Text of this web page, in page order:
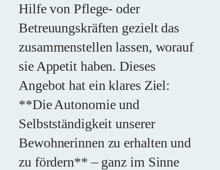
Hilfe von Pflege- oder
Betreuungskräften gezielt das
zusammenstellen lassen, worauf
sie Appetit haben. Dieses
Angebot hat ein klares Ziel:
**Die Autonomie und
Selbstständigkeit unserer
Bewohnerinnen zu erhalten und
zu fördern** – ganz im Sinne